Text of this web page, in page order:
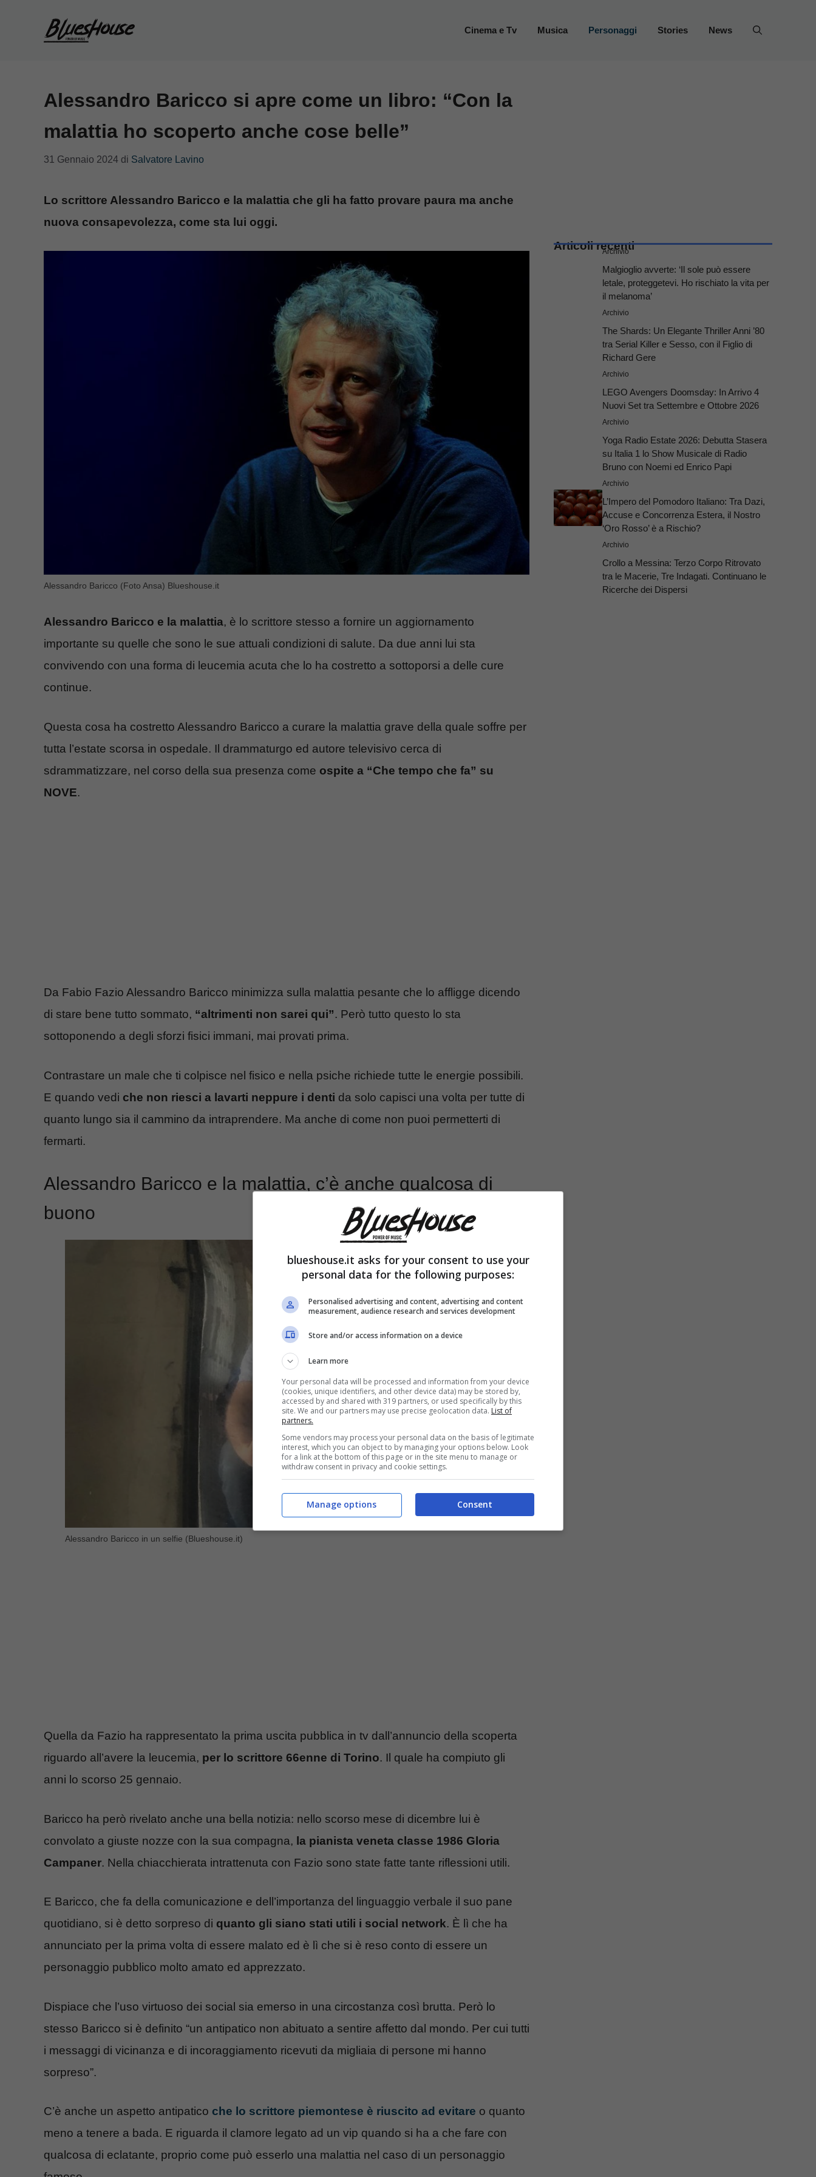
Cinema e Tv Musica Personaggi Stories News
Alessandro Baricco si apre come un libro: “Con la
malattia ho scoperto anche cose belle”
31 Gennaio 2024 di Salvatore Lavino
Lo scrittore Alessandro Baricco e la malattia che gli ha fatto provare paura ma anche
nuova consapevolezza, come sta lui oggi.
Alessandro Baricco (Foto Ansa) Blueshouse.it
Alessandro Baricco e la malattia, è lo scrittore stesso a fornire un aggiornamento
importante su quelle che sono le sue attuali condizioni di salute. Da due anni lui sta
convivendo con una forma di leucemia acuta che lo ha costretto a sottoporsi a delle cure
continue.
Questa cosa ha costretto Alessandro Baricco a curare la malattia grave della quale soffre per
tutta l’estate scorsa in ospedale. Il drammaturgo ed autore televisivo cerca di
sdrammatizzare, nel corso della sua presenza come ospite a “Che tempo che fa” su
NOVE.
Da Fabio Fazio Alessandro Baricco minimizza sulla malattia pesante che lo affligge dicendo
di stare bene tutto sommato, “altrimenti non sarei qui”. Però tutto questo lo sta
sottoponendo a degli sforzi fisici immani, mai provati prima.
Contrastare un male che ti colpisce nel fisico e nella psiche richiede tutte le energie possibili.
E quando vedi che non riesci a lavarti neppure i denti da solo capisci una volta per tutte di
quanto lungo sia il cammino da intraprendere. Ma anche di come non puoi permetterti di
fermarti.
Alessandro Baricco e la malattia, c’è anche qualcosa di
buono
Alessandro Baricco in un selfie (Blueshouse.it)
Quella da Fazio ha rappresentato la prima uscita pubblica in tv dall’annuncio della scoperta
riguardo all’avere la leucemia, per lo scrittore 66enne di Torino. Il quale ha compiuto gli
anni lo scorso 25 gennaio.
Baricco ha però rivelato anche una bella notizia: nello scorso mese di dicembre lui è
convolato a giuste nozze con la sua compagna, la pianista veneta classe 1986 Gloria
Campaner. Nella chiacchierata intrattenuta con Fazio sono state fatte tante riflessioni utili.
E Baricco, che fa della comunicazione e dell’importanza del linguaggio verbale il suo pane
quotidiano, si è detto sorpreso di quanto gli siano stati utili i social network. È lì che ha
annunciato per la prima volta di essere malato ed è lì che si è reso conto di essere un
personaggio pubblico molto amato ed apprezzato.
Dispiace che l’uso virtuoso dei social sia emerso in una circostanza così brutta. Però lo
stesso Baricco si è definito “un antipatico non abituato a sentire affetto dal mondo. Per cui tutti
i messaggi di vicinanza e di incoraggiamento ricevuti da migliaia di persone mi hanno
sorpreso”.
C’è anche un aspetto antipatico che lo scrittore piemontese è riuscito ad evitare o quanto
meno a tenere a bada. E riguarda il clamore legato ad un vip quando si ha a che fare con
qualcosa di eclatante, proprio come può esserlo una malattia nel caso di un personaggio
Articoli recenti
Archivio
Malgioglio avverte: ‘Il sole può essere
letale, proteggetevi. Ho rischiato la vita per
il melanoma’
Archivio
The Shards: Un Elegante Thriller Anni ’80
tra Serial Killer e Sesso, con il Figlio di
Richard Gere
Archivio
LEGO Avengers Doomsday: In Arrivo 4
Nuovi Set tra Settembre e Ottobre 2026
Archivio
Yoga Radio Estate 2026: Debutta Stasera
su Italia 1 lo Show Musicale di Radio
Bruno con Noemi ed Enrico Papi
Archivio
L’Impero del Pomodoro Italiano: Tra Dazi,
Accuse e Concorrenza Estera, il Nostro
‘Oro Rosso’ è a Rischio?
Archivio
Crollo a Messina: Terzo Corpo Ritrovato
tra le Macerie, Tre Indagati. Continuano le
Ricerche dei Dispersi
blueshouse.it asks for your consent to use your
personal data for the following purposes:
Personalised advertising and content, advertising and content
measurement, audience research and services development
Store and/or access information on a device
Learn more
Your personal data will be processed and information from your device
(cookies, unique identifiers, and other device data) may be stored by,
accessed by and shared with 319 partners, or used specifically by this
site. We and our partners may use precise geolocation data. List of
partners.
Some vendors may process your personal data on the basis of legitimate
interest, which you can object to by managing your options below. Look
for a link at the bottom of this page or in the site menu to manage or
withdraw consent in privacy and cookie settings.
Consent
Manage options